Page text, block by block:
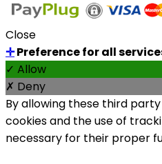
Close
✛Preference for all
✓ Allow
✗ Deny
By allowing these third
cookies and the use of
necessary for their proper